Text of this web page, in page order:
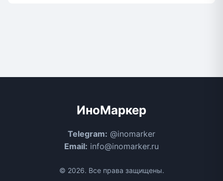
ИноМаркер
Telegram: @inomarker
Email: info@inomarker.ru
© 2026. Все права защищены.